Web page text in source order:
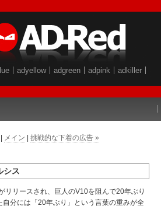
adyellow adgreen adpink adkiller
メイン 挑戦的な下着の広告 »
シス
リリースされ、巨人のV10を阻んで20年ぶり
分には「20年ぶり」という言葉の重みが全